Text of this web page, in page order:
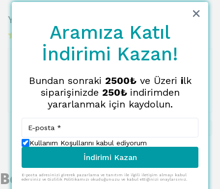
Yorumlar
1 değerlendirmeye göre
10 Aralık 2025
Satın Alınmış
Benzer Ürünler
Aramıza Katıl
İndirimi Kazan!
Bundan sonraki 2500₺ve Üzeri ilk
siparişinizde 250₺ indirimden
yararlanmak için kaydolun.
Kullanım Koşullarını kabul ediyorum
İndirimi Kazan
E-posta adresinizi girerek pazarlama ve tanıtım ile ilgili iletişim almayı kabul
edersiniz ve Gizlilik Politikamızı okuduğunuzu ve kabul ettiğinizi onaylarsınız.